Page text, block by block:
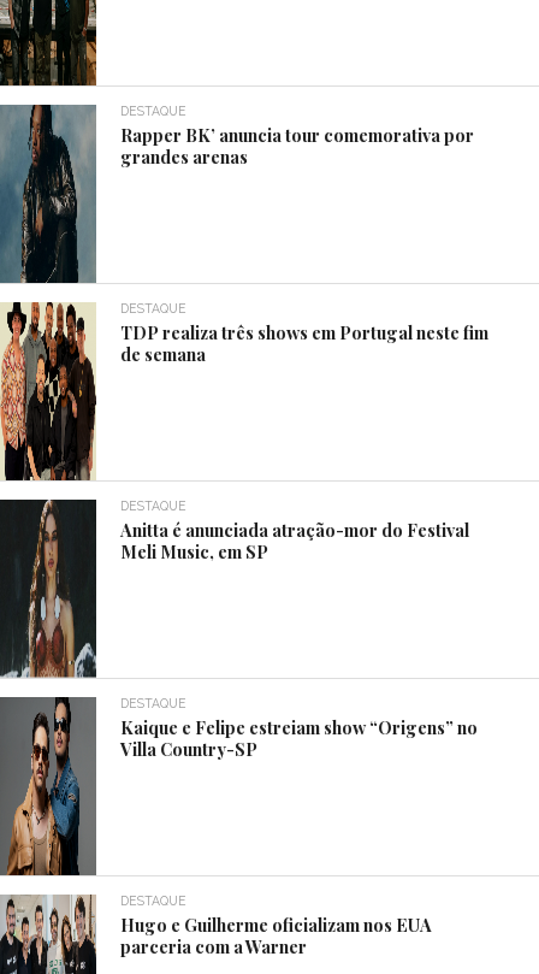
DESTAQUE
Rapper BK’ anuncia tour comemorativa por
grandes arenas
DESTAQUE
TDP realiza três shows em Portugal neste fim
de semana
DESTAQUE
Anitta é anunciada atração-mor do Festival
Meli Music, em SP
DESTAQUE
Kaique e Felipe estreiam show “Origens” no
Villa Country-SP
DESTAQUE
Hugo e Guilherme oficializam nos EUA
parceria com a Warner